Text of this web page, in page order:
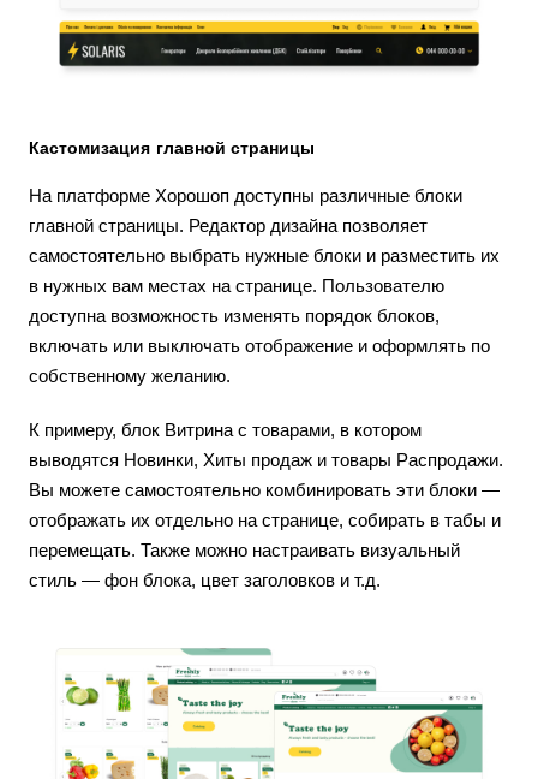
Кастомизация главной страницы
На платформе Хорошоп доступны различные блоки
главной страницы. Редактор дизайна позволяет
самостоятельно выбрать нужные блоки и разместить их
в нужных вам местах на странице. Пользователю
доступна возможность изменять порядок блоков,
включать или выключать отображение и оформлять по
собственному желанию.
К примеру, блок Витрина с товарами, в котором
выводятся Новинки, Хиты продаж и товары Распродажи.
Вы можете самостоятельно комбинировать эти блоки —
отображать их отдельно на странице, собирать в табы и
перемещать. Также можно настраивать визуальный
стиль — фон блока, цвет заголовков и т.д.